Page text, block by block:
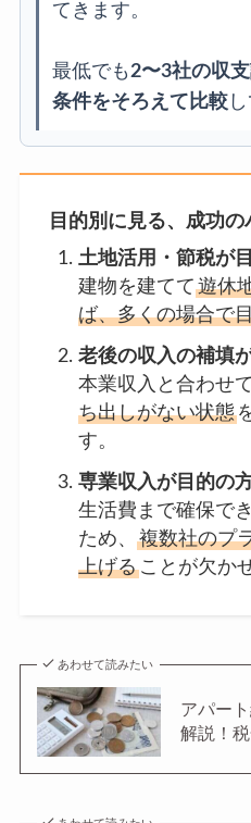
てきます。
最低でも 2〜3社の収
条件をそろえて比較し
目的別に見る、成功の
土地活用・節税が
建物を建てて 遊休
ば、多くの場合で
老後の収入の補填
本業収入と合わせて
ち出しがない状態
す。
専業収入が目的の
生活費まで確保で
ため、
複数社のプ
上げることが欠か
あわせて読みたい
アパー
解説！